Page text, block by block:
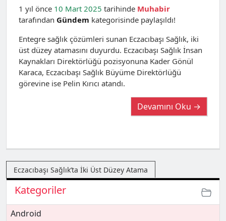
1 yıl önce 10 Mart 2025 tarihinde Muhabir
tarafından Gündem kategorisinde paylaşıldı!
Entegre sağlık çözümleri sunan Eczacıbaşı Sağlık, iki
üst düzey atamasını duyurdu. Eczacıbaşı Sağlık İnsan
Kaynakları Direktörlüğü pozisyonuna Kader Gönül
Karaca, Eczacıbaşı Sağlık Büyüme Direktörlüğü
görevine ise Pelin Kırıcı atandı.
Devamını Oku →
Eczacıbaşı Sağlık’ta İki Üst Düzey Atama
Kategoriler
Android